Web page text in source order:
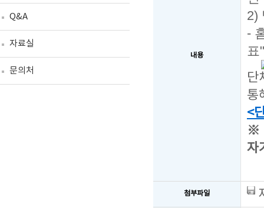
Q&A
자료실
문의처
내용
2)
-
표
단
통
<
※
자
첨부파일